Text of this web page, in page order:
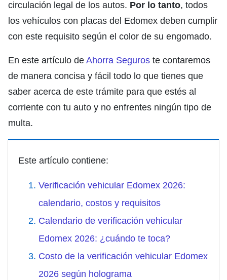
circulación legal de los autos. Por lo tanto, todos
los vehículos con placas del Edomex deben cumplir
con este requisito según el color de su engomado.
En este artículo de Ahorra Seguros te contaremos
de manera concisa y fácil todo lo que tienes que
saber acerca de este trámite para que estés al
corriente con tu auto y no enfrentes ningún tipo de
multa.
Este artículo contiene:
Verificación vehicular Edomex 2026:
calendario, costos y requisitos
Calendario de verificación vehicular
Edomex 2026: ¿cuándo te toca?
Costo de la verificación vehicular Edomex
2026 según holograma